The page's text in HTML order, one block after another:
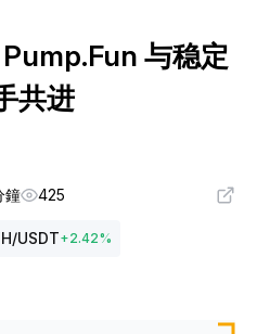
与稳定
共进
鐘 425
/USDT+2.42%